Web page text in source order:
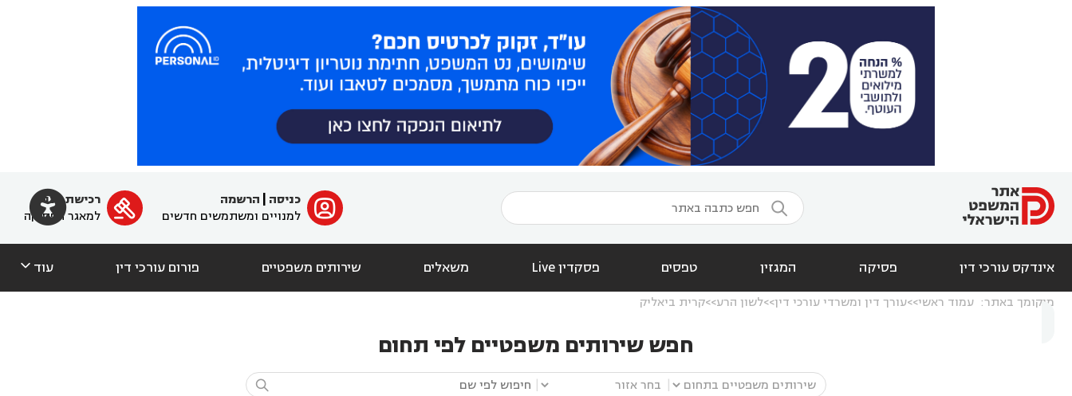
  ﱐ כניסה
הרשמה
למנויים ומשתמשים חדשים

רכישת מנוי
למאגר הפסיקה
אינדקס עורכי דין פסיקה המגזין טפסים פסקדין Live משאלים שירותים משפטיים פורום עורכי דין עוד 
מיקומך באתר: עמוד ראשי עורך דין ומשרדי עורכי דין לשון הרע קרית ביאליק
חפש שירותים משפטיים לפי תחום
